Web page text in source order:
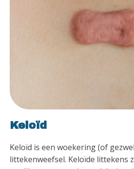
Keloïd
Keloïd is een woekering (of
littekenweefsel. Keloïde littekens